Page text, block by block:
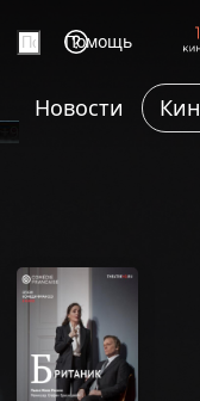
Помощь
Новости